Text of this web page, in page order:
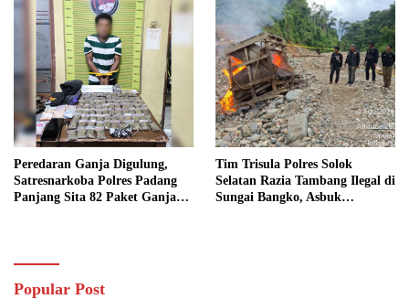
Peredaran Ganja Digulung,
Satresnarkoba Polres Padang
Panjang Sita 82 Paket Ganja
Tim Trisula Polres Solok
Selatan Razia Tambang Ilegal di
Sungai Bangko, Asbuk
Popular Post